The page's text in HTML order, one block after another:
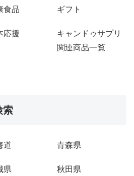
食品 ギフト
応援
キャンドゥサプリ
関連商品一覧
索
道 青森県
県 秋田県